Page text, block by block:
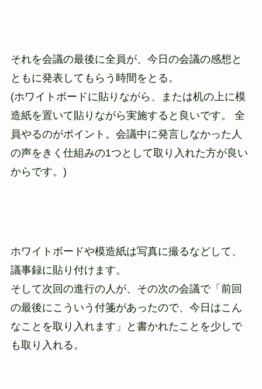
それを会議の最後に全員が、今日の会議の感想と
ともに発表してもらう時間をとる。
(ホワイトボードに貼りながら、または机の上に模
造紙を置いて貼りながら実施すると良いです。 全
員やるのがポイント。会議中に発言しなかった人
の声をきく仕組みの1つとして取り入れた方が良い
からです。)
ホワイトボードや模造紙は写真に撮るなどして、
議事録に貼り付けます。
そして次回の進行の人が、その次の会議で「前回
の最後にこういう付箋があったので、今日はこん
なことを取り入れます」と書かれたことを少しで
も取り入れる。